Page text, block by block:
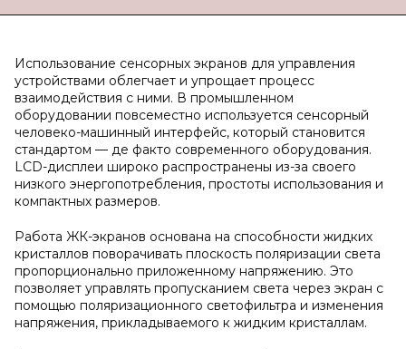
Использование сенсорных экранов для управления
устройствами облегчает и упрощает процесс
взаимодействия с ними. В промышленном
оборудовании повсеместно используется сенсорный
человеко-машинный интерфейс, который становится
стандартом — де факто современного оборудования.
LCD-дисплеи широко распространены из-за своего
низкого энергопотребления, простоты использования и
компактных размеров.
Работа ЖК-экранов основана на способности жидких
кристаллов поворачивать плоскость поляризации света
пропорционально приложенному напряжению. Это
позволяет управлять пропусканием света через экран с
помощью поляризационного светофильтра и изменения
напряжения, прикладываемого к жидким кристаллам.